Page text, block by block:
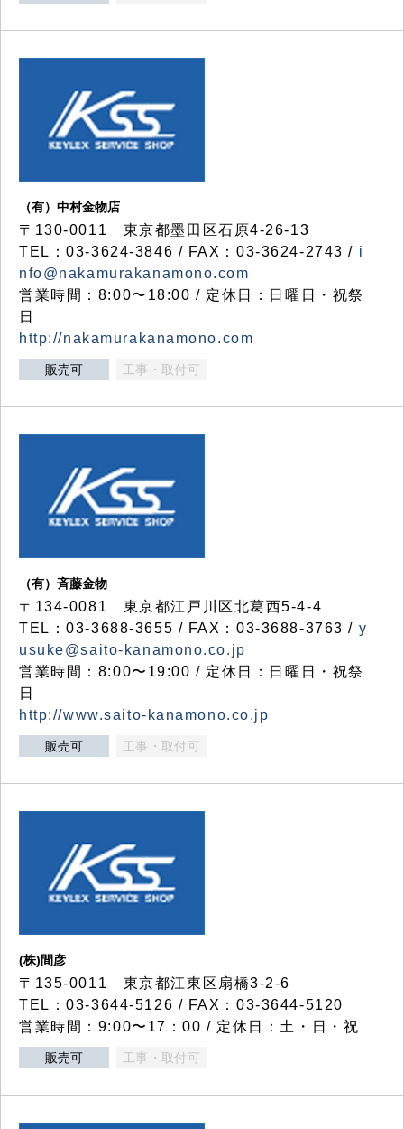
（有）中村金物店
〒130-0011 東京都墨田区石原4-26-13
TEL：03-3624-3846 / FAX：03-3624-2743 / i
nfo@nakamurakanamono.com
営業時間：8:00〜18:00 / 定休日：日曜日・祝祭
日
http://nakamurakanamono.com
販売可 工事・取付可
（有）斉藤金物
〒134-0081 東京都江戸川区北葛西5-4-4
TEL：03-3688-3655 / FAX：03-3688-3763 / y
usuke@saito-kanamono.co.jp
営業時間：8:00〜19:00 / 定休日：日曜日・祝祭
日
http://www.saito-kanamono.co.jp
販売可 工事・取付可
(株)間彦
〒135-0011 東京都江東区扇橋3-2-6
TEL：03-3644-5126 / FAX：03-3644-5120
営業時間：9:00〜17：00 / 定休日：土・日・祝
販売可 工事・取付可